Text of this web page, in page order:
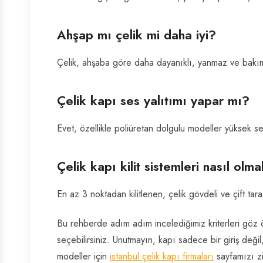
Ahşap mı çelik mi daha iyi?
Çelik, ahşaba göre daha dayanıklı, yanmaz ve
Çelik kapı ses yalıtımı yapar mı?
Evet, özellikle poliüretan dolgulu modeller yüksek
Çelik kapı kilit sistemleri nasıl
En az 3 noktadan kilitlenen, çelik gövdeli ve çift
Bu rehberde adım adım incelediğimiz kriterleri göz
seçebilirsiniz. Unutmayın, kapı sadece bir giriş
modeller için istanbul çelik kapı firmaları sayfamızı